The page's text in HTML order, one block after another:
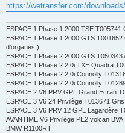
https://wetransfer.com/
ESPACE 1 Phase 1 2000 TSE
ESPACE 1 Phase 1 2000 GTS
d'organes )
ESPACE 1 Phase 2 2000 GTS
ESPACE 1 Phase 2 2.0i TXE Quadra
ESPACE 1 Phase 2 2.0i Connolly
ESPACE 1 Phase 2 2.0i Connolly
ESPACE 2 V6 PRV GPL Grand Ecran
ESPACE 3 V6 24 Privilège T013671
ESPACE 3 V6 PRV 12 GPL Lagardère
AVANTIME V6 Privilège PE2 volcan
BMW R1100RT